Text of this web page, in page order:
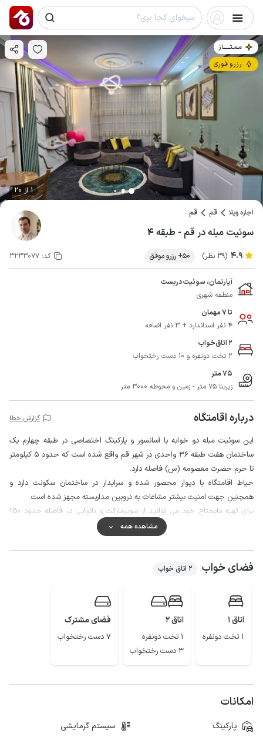
مـمـتــــــاز
رزرو فوری
1 از 20
اجاره ویلا قم قم
سوئیت مبله در قم - طبقه ۴
4.9 (39 نظر) 50+ رزرو موفق کد: 3233077
آپارتمان، سوئیت دربست
منطقه شهری
تا 7 مهمان
4 نفر استاندارد + 3 نفر اضافه
2 اتاق‌خواب
2 تخت دونفره و 10 دست رختخواب
75 متر
زیربنا 75 متر - زمین و محوطه 3000 متر
درباره اقامتگاه گزارش خطا
این سوئیت مبله دو خوابه با آسانسور و پارکینگ اختصاصی در طبقه چهارم یک
ساختمان هفت طبقه 36 واحدی در شهر قم واقع شده است که حدود 5 کیلومتر
تا حرم حضرت معصومه (س) فاصله دارد.
حیاط اقامتگاه با دیوار محصور شده و سرایدار در ساختمان سکونت دارد و
همچنین جهت امنیت بیشتر مشاعات به دروبین مداربسته مجهز شده است.
برای تهیه مایحتاج خود می توانید از سوپرمارکت و نانوایی در فاصله حدود 150
متری اقامتگاه استفاده نمایید.
کیفیت شبکه تلفن همراه برای دو اپراتور ایرانسل و همراه اول در مکالمه خوب و
دسترسی به اینترنت به صورت 4g است، ضمنا اقامتگاه مجهز به اینترنت وای فای
رایگان است.
مشاهده همه
فضای خواب 2 اتاق خواب
اتاق 1
1 تخت دونفره
اتاق 2
1 تخت دونفره
3 دست رختخواب
فضای مشترک
7 دست رختخواب
امکانات
پارکینگ
سیستم گرمایشی